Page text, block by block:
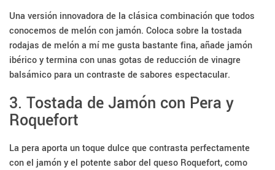
Una versión innovadora de la clásica combinación que todos
conocemos de melón con jamón. Coloca sobre la tostada
rodajas de melón a mí me gusta bastante fina, añade jamón
ibérico y termina con unas gotas de reducción de vinagre
balsámico para un contraste de sabores espectacular.
3. Tostada de Jamón con Pera y
Roquefort
La pera aporta un toque dulce que contrasta perfectamente
con el jamón y el potente sabor del queso Roquefort, como